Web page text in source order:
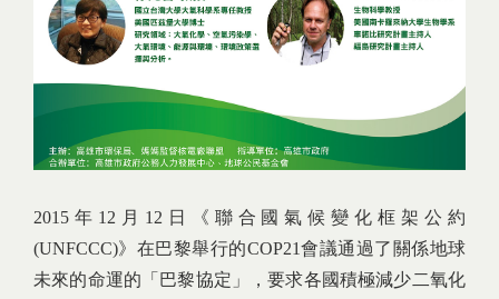
2015年12月12日《聯合國氣候變化框架公約
(UNFCCC)》在巴黎舉行的COP21會議通過了關係地球
未來的命運的「巴黎協定」，要求各國積極減少二氧化